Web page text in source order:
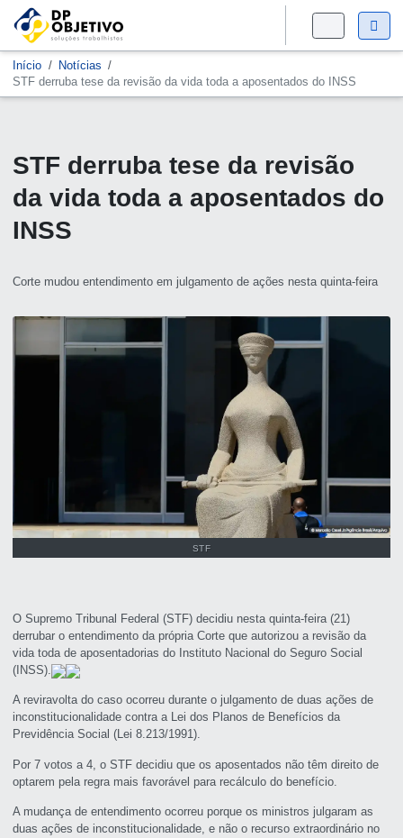
Início
Notícias
STF derruba tese da revisão da vida toda a aposentados do INSS
STF derruba tese da revisão
da vida toda a aposentados do
INSS
Corte mudou entendimento em julgamento de ações nesta quinta-feira
STF
O Supremo Tribunal Federal (STF) decidiu nesta quinta-feira (21)
derrubar o entendimento da própria Corte que autorizou a revisão da
vida toda de aposentadorias do Instituto Nacional do Seguro Social
(INSS).
A reviravolta do caso ocorreu durante o julgamento de duas ações de
inconstitucionalidade contra a Lei dos Planos de Benefícios da
Previdência Social (Lei 8.213/1991).
Por 7 votos a 4, o STF decidiu que os aposentados não têm direito de
optarem pela regra mais favorável para recálculo do benefício.
A mudança de entendimento ocorreu porque os ministros julgaram as
duas ações de inconstitucionalidade, e não o recurso extraordinário no